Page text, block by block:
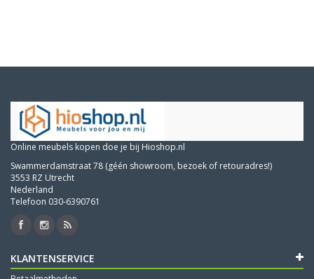
Online meubels kopen doe je bij Hioshop.nl
Swammerdamstraat 78 (géén showroom, bezoek of retouradres!)
3553 RZ Utrecht
Nederland
Telefoon 030-6390761
KLANTENSERVICE